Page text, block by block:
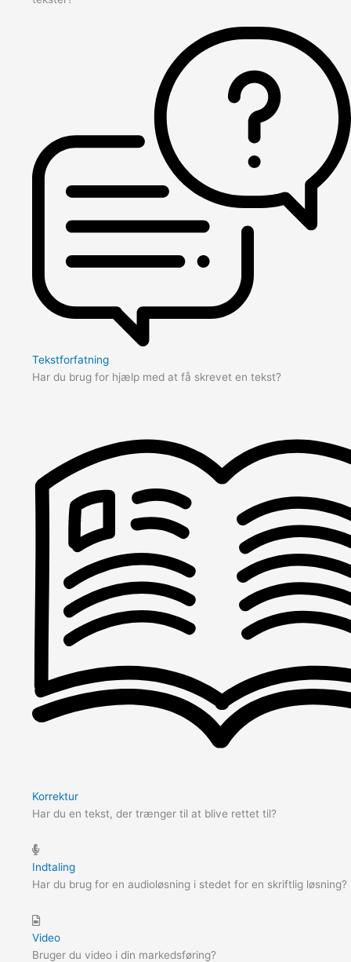
Tekstforfatning
Har du brug for hjælp med at få skrevet en tekst?
Korrektur
Har du en tekst, der trænger til at blive rettet til?
Indtaling
Har du brug for en audioløsning i stedet for en skriftlig løsning?
Video
Bruger du video i din markedsføring?